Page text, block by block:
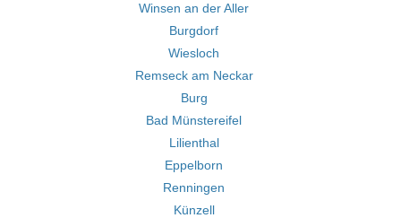
Winsen an der Aller
Burgdorf
Wiesloch
Remseck am Neckar
Burg
Bad Münstereifel
Lilienthal
Eppelborn
Renningen
Künzell